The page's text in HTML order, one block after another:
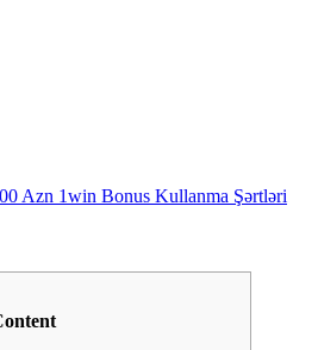
Azn 1win Bonus Kullanma Şərtləri